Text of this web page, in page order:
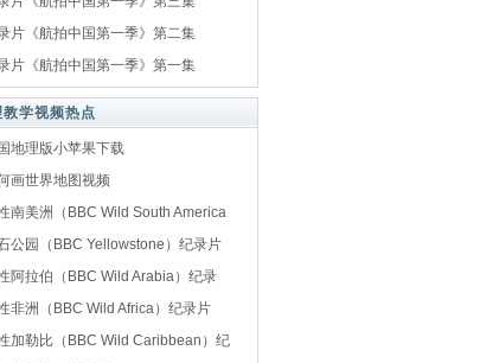
片《航拍中国第一季》第二集
片《航拍中国第一季》第一集
教学视频热点
地理版小苹果下载
画世界地图视频
南美洲（BBC Wild South America
公园（BBC Yellowstone）纪录片
阿拉伯（BBC Wild Arabia）纪录
非洲（BBC Wild Africa）纪录片
加勒比（BBC Wild Caribbean）纪